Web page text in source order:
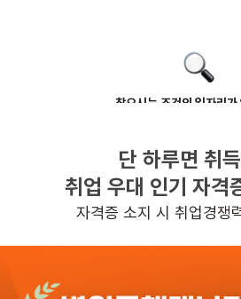
찾으시는 조건의 일자리가
반경 3KM 이내의 일자
단 하루면 취
취업 우대 인기 자격
자격증 소지 시 취업경쟁